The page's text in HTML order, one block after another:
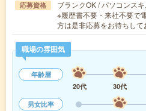
応募資格
ブランクOK / パソコンス
※履歴書不要・来社不要で
方は是非応募をお待ちし
職場の雰囲気
年齢層
20代
30代
男女比率